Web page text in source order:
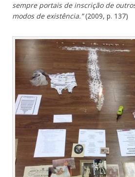
sempre portais de inscrição de
modos de existência.”(2009, p. 137)